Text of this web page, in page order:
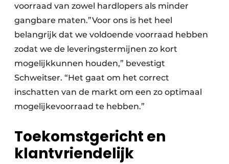
voorraad van zowel hardlopers als minder
gangbare maten.”Voor ons is het heel
belangrijk dat we voldoende voorraad hebben
zodat we de leveringstermijnen zo kort
mogelijkkunnen houden,” bevestigt
Schweitser. “Het gaat om het correct
inschatten van de markt om een zo optimaal
mogelijkevoorraad te hebben.”
Toekomstgericht en
klantvriendelijk